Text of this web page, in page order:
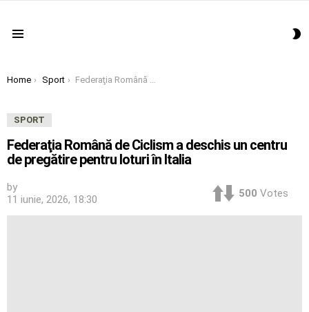
You are here:
Home Sport Federaţia Română de Ciclism a deschis un centru de pregătire pentru loturi în Italia
SPORT
Federaţia Română de Ciclism a deschis un centru
de pregătire pentru loturi în Italia
by
11 iunie, 2026, 18:30
500 Votes